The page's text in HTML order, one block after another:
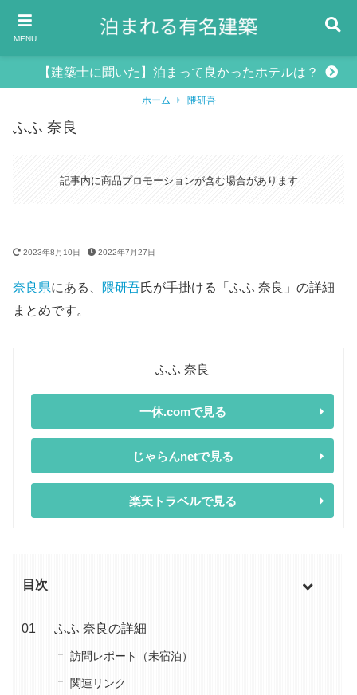
MENU
【建築士に聞いた】泊まって良かったホテルは？
ホーム 隈研吾
ふふ 奈良
2023年8月10日 2022年7月27日
記事内に商品プロモーションが含む場合があります
奈良県にある、 隈研吾氏が手掛ける「ふふ 奈良」の詳細
まとめです。
ふふ 奈良
一休.comで見る
じゃらんnetで見る
楽天トラベルで見る
目次
ふふ 奈良の詳細
訪問レポート（未宿泊）
関連リンク